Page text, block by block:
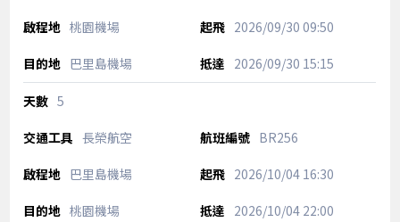
桃園機場 2026/09/30 09:50
巴里島機場 2026/09/30 15:15
5
長榮航空 BR256
巴里島機場 2026/10/0416:30
桃園機場 2026/10/0422:00